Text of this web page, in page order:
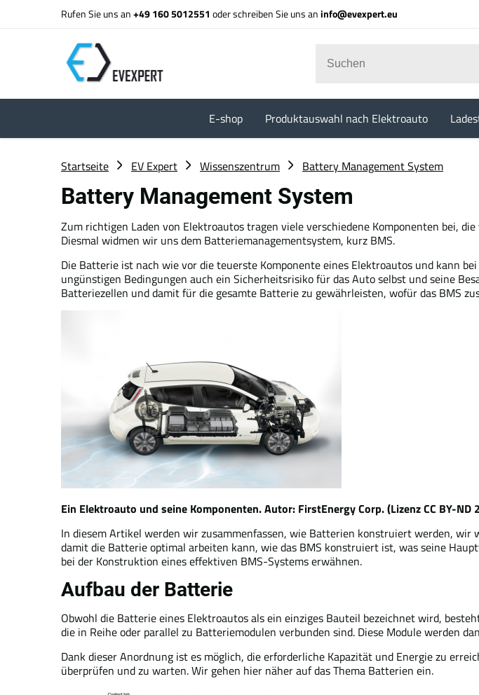
Rufen Sie uns an+49 160 5012551 oder schreiben Sie uns aninfo@evexpert.eu
E-shop Produktauswahl nach Elektroauto
Startseite EV Expert Wissenszentrum Battery Management System
Battery Management System
Zum richtigen Laden von Elektroautos tragen viele verschiedene Komponenten bei,
Diesmal widmen wir uns dem Batteriemanagementsystem, kurz BMS.
Die Batterie ist nach wie vor die teuerste Komponente eines Elektroautos und kann
ungünstigen Bedingungen auch ein Sicherheitsrisiko für das Auto selbst und seine
Batteriezellen und damit für die gesamte Batterie zu gewährleisten, wofür das BMS
Ein Elektroauto und seine Komponenten. Autor: FirstEnergy Corp. (Lizenz CC BY-ND
In diesem Artikel werden wir zusammenfassen, wie Batterien konstruiert werden, wir
damit die Batterie optimal arbeiten kann, wie das BMS konstruiert ist, was seine
bei der Konstruktion eines effektiven BMS-Systems erwähnen.
Aufbau der Batterie
Obwohl die Batterie eines Elektroautos als ein einziges Bauteil bezeichnet wird,
die in Reihe oder parallel zu Batteriemodulen verbunden sind. Diese Module werden
Dank dieser Anordnung ist es möglich, die erforderliche Kapazität und Energie zu
überprüfen und zu warten. Wir gehen hier näher auf das Thema Batterien ein.